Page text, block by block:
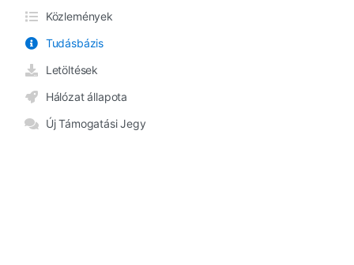
Közlemények
Tudásbázis
Letöltések
Hálózat állapota
Új Támogatási Jegy